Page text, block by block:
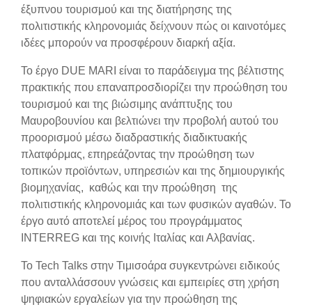
έξυπνου τουρισμού και της διατήρησης της
πολιτιστικής κληρονομιάς δείχνουν πώς οι καινοτόμες
ιδέες μπορούν να προσφέρουν διαρκή αξία.
Το έργο DUE MARI είναι το παράδειγμα της βέλτιστης
πρακτικής που επαναπροσδιορίζει την προώθηση του
τουρισμού και της βιώσιμης ανάπτυξης του
Μαυροβουνίου και βελτιώνει την προβολή αυτού του
προορισμού μέσω διαδραστικής διαδικτυακής
πλατφόρμας, επηρεάζοντας την προώθηση των
τοπικών προϊόντων, υπηρεσιών και της δημιουργικής
βιομηχανίας, καθώς και την προώθηση της
πολιτιστικής κληρονομιάς και των φυσικών αγαθών. Το
έργο αυτό αποτελεί μέρος του προγράμματος
INTERREG και της κοινής Ιταλίας και Αλβανίας.
Το Tech Talks στην Τιμισοάρα συγκεντρώνει ειδικούς
που ανταλλάσσουν γνώσεις και εμπειρίες στη χρήση
ψηφιακών εργαλείων για την προώθηση της